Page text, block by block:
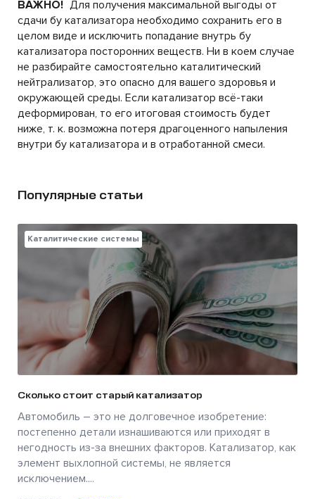
ВАЖНО! Для получения максимальной выгоды от
сдачи бу катализатора необходимо сохранить его в
целом виде и исключить попадание внутрь бу
катализатора посторонних веществ. Ни в коем случае
не разбирайте самостоятельно каталитический
нейтрализатор, это опасно для вашего здоровья и
окружающей среды. Если катализатор всё-таки
деформирован, то его итоговая стоимость будет
ниже, т. к. возможна потеря драгоценного напыления
внутри бу катализатора и в отработанной смеси.
Популярные статьи
Каталитические системы
Сколько стоит старый катализатор
Автомобиль – это не долговечное изобретение:
постепенно детали изнашиваются или приходят в
негодность из-за внешних факторов. Катализатор, как
элемент выхлопной системы, не является
исключением....